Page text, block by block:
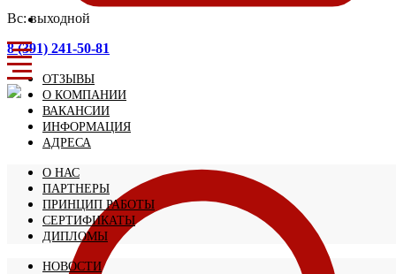
Вс: выходной
8 (391) 241-50-81
ОТЗЫВЫ
О КОМПАНИИ
ВАКАНСИИ
ИНФОРМАЦИЯ
АДРЕСА
О НАС
ПАРТНЕРЫ
ПРИНЦИП РАБОТЫ
СЕРТИФИКАТЫ
ДИПЛОМЫ
НОВОСТИ